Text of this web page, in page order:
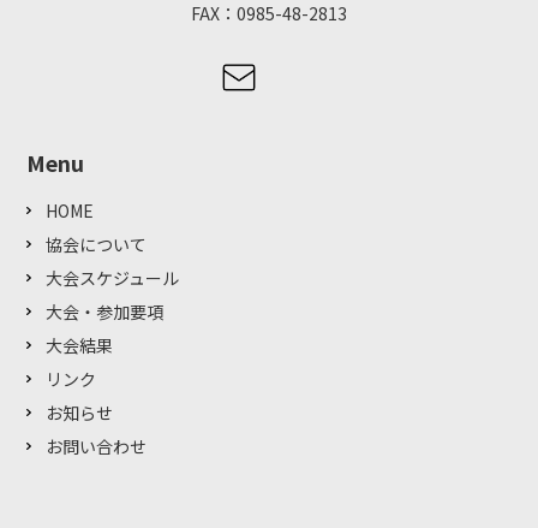
FAX：0985-48-2813
Menu
HOME
協会について
大会スケジュール
大会・参加要項
大会結果
リンク
お知らせ
お問い合わせ